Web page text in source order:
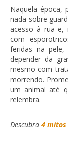
Naquela época,
nada sobre
acesso à rua e,
com
feridas na
depender da
mesmo com
morrendo.
um animal até
relembra.
Descubra 4 mitos